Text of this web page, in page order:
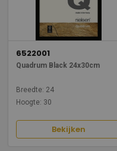
6522001
Quadrum Black 24x30cm
Breedte: 24
Hoogte: 30
Bekijken